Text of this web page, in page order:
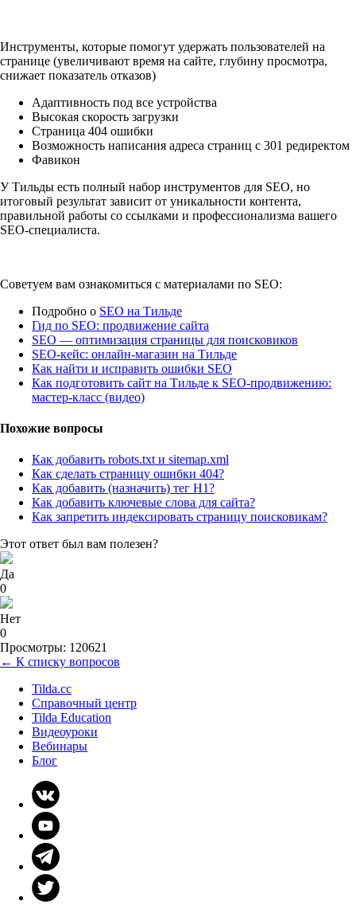
Инструменты, которые помогут удержать пользователей на
странице (увеличивают время на сайте, глубину просмотра,
снижает показатель отказов)
Адаптивность под все устройства
Высокая скорость загрузки
Страница 404 ошибки
Возможность написания адреса страниц с 301 редиректом
Фавикон
У Тильды есть полный набор инструментов для SEO, но
итоговый результат зависит от уникальности контента,
правильной работы со ссылками и профессионализма вашего
SEO-специалиста.
Советуем вам ознакомиться с материалами по SEO:
Подробно о SEO на Тильде
Гид по SEO: продвижение сайта
SEO — оптимизация страницы для поисковиков
SEO-кейс: онлайн-магазин на Тильде
Как найти и исправить ошибки SEO
Как подготовить сайт на Тильде к SEO-продвижению:
мастер-класс (видео)
Похожие вопросы
Как добавить robots.txt и sitemap.xml
Как сделать страницу ошибки 404?
Как добавить (назначить) тег H1?
Как добавить ключевые слова для сайта?
Как запретить индексировать страницу поисковикам?
Этот ответ был вам полезен?
Да
0
Нет
0
Просмотры: 120621
← К списку вопросов
Tilda.cc
Справочный центр
Tilda Education
Видеоуроки
Вебинары
Блог